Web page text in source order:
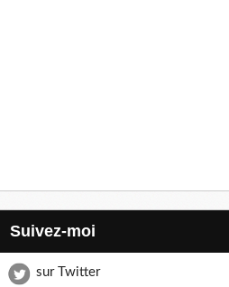
Suivez-moi
sur Twitter